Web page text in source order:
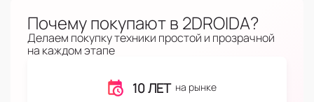
Почему покупают в 2DROIDA?
Делаем покупку техники простой и прозрачной
на каждом этапе
10 ЛЕТ на рынке